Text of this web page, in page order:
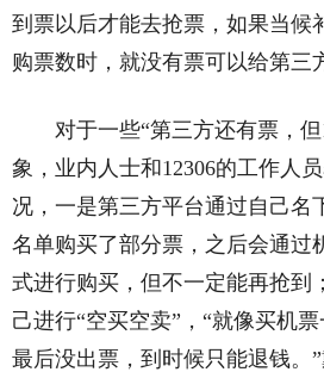
到票以后才能去抢票，如果当候
购票数时，就没有票可以给第三
对于一些“第三方还有票，但
象，业内人士和12306的工作人
况，一是第三方平台通过自己名
名单购买了部分票，之后会通过
式进行购买，但不一定能再抢到
己进行“空买空卖”，“就像买机
最后没出票，到时候只能退钱。”